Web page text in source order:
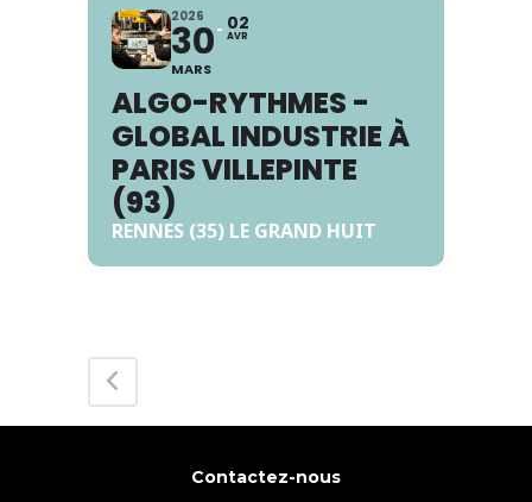
2026
30
MARS
02
AVR
ALGO-RYTHMES -
GLOBAL INDUSTRIE À
PARIS VILLEPINTE
(93)
RENNES (35) LE GRAND HUIT
Contactez-nous